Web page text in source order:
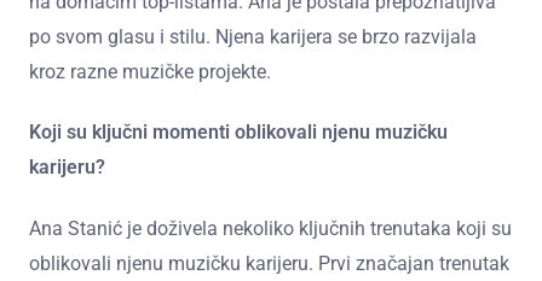
po svom glasu i stilu. Njena karijera se brzo razvijala
kroz razne muzičke projekte.
Koji su ključni momenti oblikovali njenu muzičku
karijeru?
Ana Stanić je doživela nekoliko ključnih trenutaka koji su
oblikovali njenu muzičku karijeru. Prvi značajan trenutak